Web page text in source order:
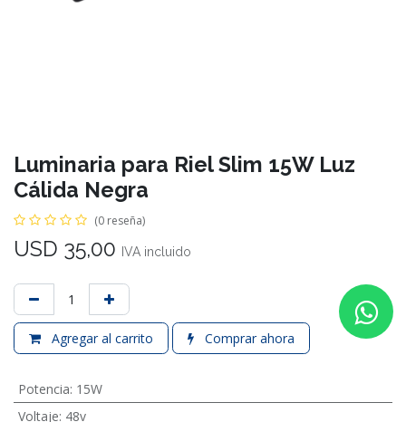
Luminaria para Riel Slim 15W Luz
Cálida Negra
(0 reseña)
USD 35,00 IVA incluido
Agregar al carrito Comprar ahora
Potencia: 15W
Voltaje: 48v